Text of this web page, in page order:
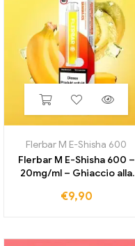
Flerbar M E-Shisha 600
Flerbar M E-Shisha 600 –
20mg/ml – Ghiaccio alla
€9,90